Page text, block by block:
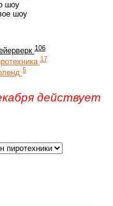
шоу
шоу
106
17
5
действует